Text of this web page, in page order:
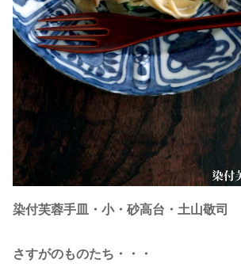
染付芙蓉手皿・小・砂高台・土山敬司
さすがのものたち・・・